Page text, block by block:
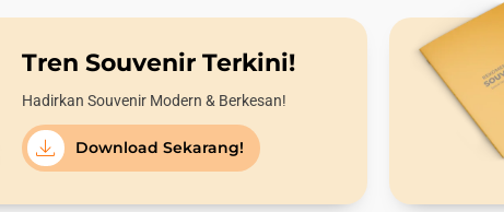
Tren Souvenir Terkini!
Hadirkan Souvenir Modern & Berkesan!
Download Sekarang!